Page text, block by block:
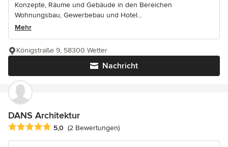
Konzepte, Räume und Gebäude in den Bereichen
Wohnungsbau, Gewerbebau und Hotel...
Mehr
Nachricht
Königstraße 9, 58300 Wetter
DANS Architektur
Durchschnittliche Bewertung: 5 von 5 Sternen
5,0 (2 Bewertungen)